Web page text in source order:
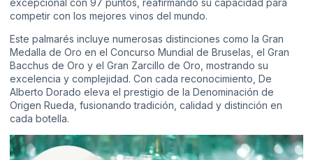
competir con los mejores vinos del mundo.
Este palmarés incluye numerosas distinciones como la Gran
Medalla de Oro en el Concurso Mundial de Bruselas, el Gran
Bacchus de Oro y el Gran Zarcillo de Oro, mostrando su
excelencia y complejidad. Con cada reconocimiento, De
Alberto Dorado eleva el prestigio de la Denominación de
Origen Rueda, fusionando tradición, calidad y distinción en
cada botella.